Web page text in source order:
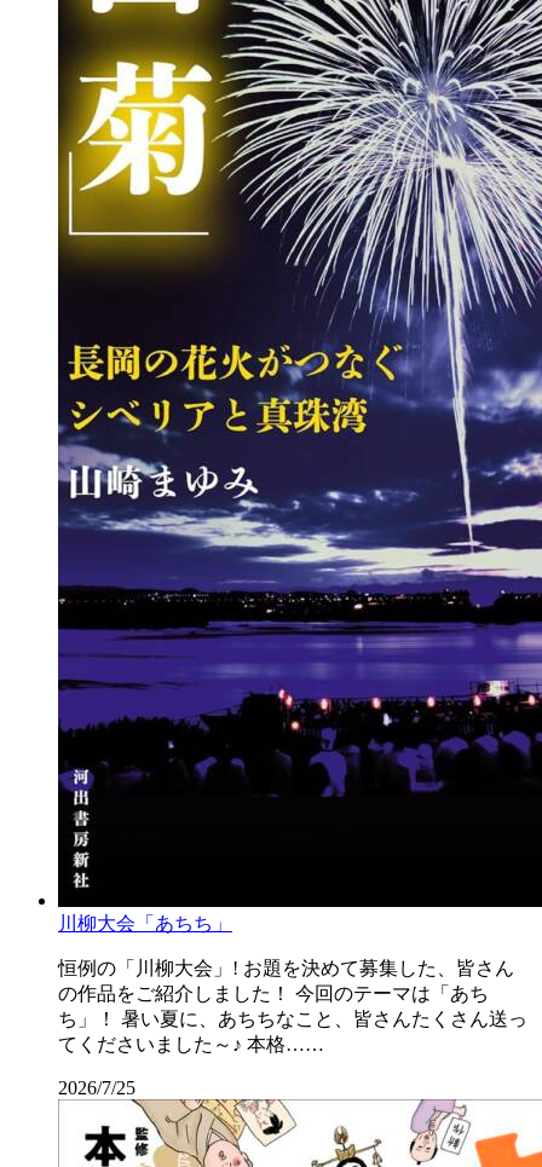
川柳大会「あちち」
恒例の「川柳大会」! お題を決めて募集した、皆さん
の作品をご紹介しました！ 今回のテーマは「あち
ち」！ 暑い夏に、あちちなこと、皆さんたくさん送っ
てくださいました～♪ 本格……
2026/7/25